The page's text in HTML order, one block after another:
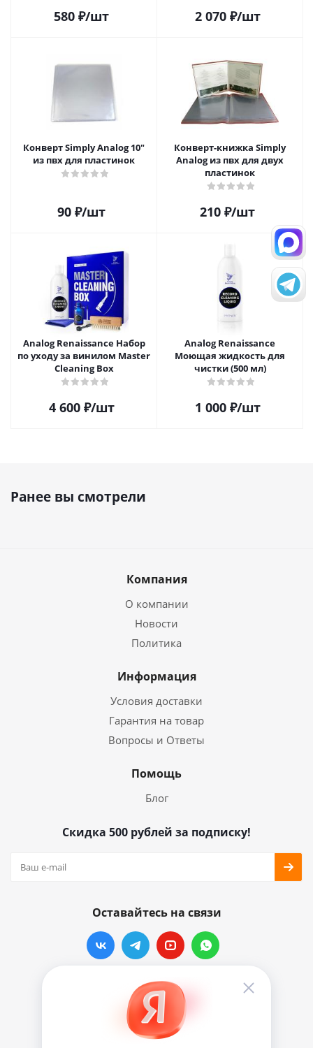
580 ₽/шт 2 070₽/шт
Конверт Simply Analog 10"
из пвх для пластинок
90 ₽/шт
Конверт-книжка Simply
Analog из пвх для двух
пластинок
210 ₽/шт
Analog Renaissance Набор
по уходу за винилом Master
Cleaning Box
4 600₽/шт
Analog Renaissance
Моющая жидкость для
чистки (500 мл)
1 000₽/шт
Ранее вы смотрели
Компания
О компании
Новости
Политика
Информация
Условия доставки
Гарантия на товар
Вопросы и Ответы
Помощь
Блог
Скидка 500 рублей за подписку!
Оставайтесь на связи
Наши контакты
info@vinylmarkt.ru